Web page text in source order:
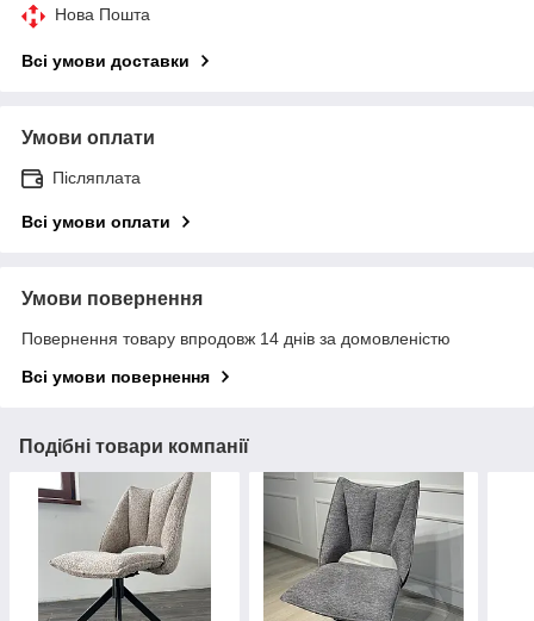
Нова Пошта
Всі умови доставки
Умови оплати
Післяплата
Всі умови оплати
Умови повернення
Повернення товару впродовж 14 днів за домовленістю
Всі умови повернення
Подібні товари компанії